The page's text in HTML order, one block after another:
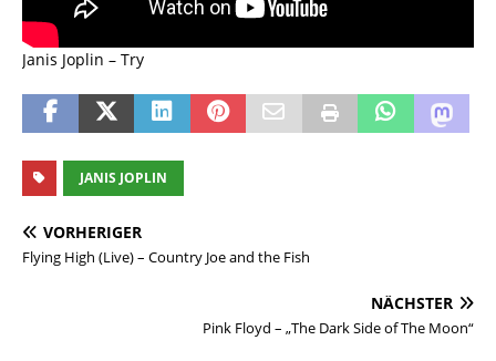
Janis Joplin – Try
JANIS JOPLIN
VORHERIGER
Flying High (Live) – Country Joe and the Fish
NÄCHSTER
Pink Floyd – „The Dark Side of The Moon“